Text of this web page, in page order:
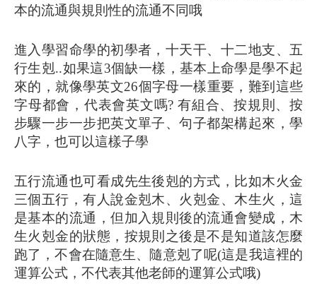
本的流通與規則性的流通不同哦
進入學習命學的初學者，十天干、十二地支、五
行生剋..如果這3個缺一樣，基本上命學是學不起
來的，就像學英文26個字母一樣重要，難到這些
字母都會，代表會英文嗎? 有組合、按規則、按
步驟一步一步把英文單子、句子都架構起來，學
八字，也可以這樣子學
五行流通也可看成先生後剋的方式，比如木火金
三個五行，有人說金剋木、火剋金、木生火，這
是基本的流通，但加入規則後的流通會變成，木
生火剋金的狀態，按規則之後是不是知道該怎麼
跑了，不會在隨意生、隨意剋了呢(這是我這裡的
運算公式，不代表其他老師的運算公式哦)